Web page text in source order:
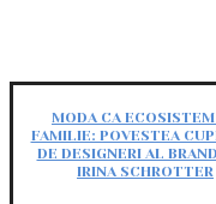
MODA CA ECOSISTEM
FAMILIE: POVESTEA
DE DESIGNERI AL
IRINA SCHROTTER